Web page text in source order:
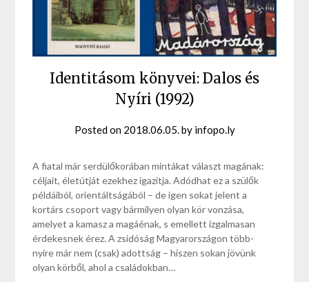
Identitásom könyvei: Dalos és
Nyíri (1992)
Posted on 2018.06.05.by infopo.ly
A fiatal már serdülőkorában min­tákat választ magának:
céljait, életút­ját ezekhez igazítja. Adódhat ez a szülők
példáiból, orientáltságából – de igen sokat jelent a
kortárs csoport vagy bármilyen olyan kör vonzása,
amelyet a kamasz a magáénak, s emellett izgalmasan
érdekesnek érez. A zsidóság Magyarországon több­
nyire már nem (csak) adottság – hiszen sokan jövünk
olyan körből, ahol a családokban…